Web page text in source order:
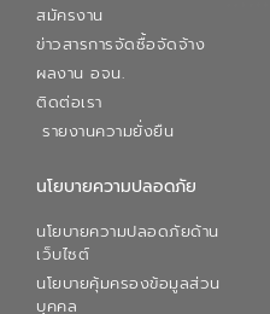
สมัครงาน
ข่าวสารการจัดซื้อจัดจ้าง
ผลงาน อจน.
ติดต่อเรา
รายงานความยั่งยืน
นโยบายความปลอดภัย
นโยบายความปลอดภัยด้าน
เว็บไซต์
นโยบายคุ้มครองข้อมูลส่วน
บุคคล